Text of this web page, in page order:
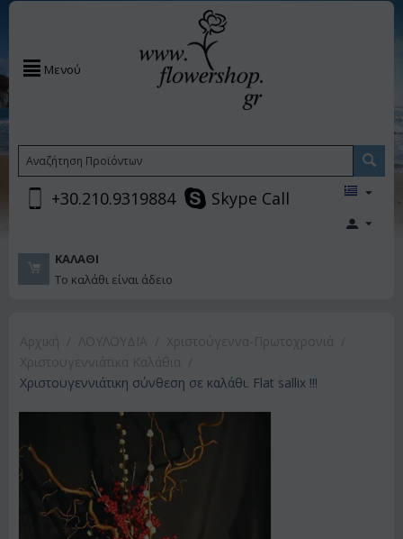
Μενού
+30.210.9319884 Skype Call
ΚΑΛΆΘΙ
Το καλάθι είναι άδειο
Χριστουγεννιάτικη σύνθεση σε καλάθι. Flat sallix !!!